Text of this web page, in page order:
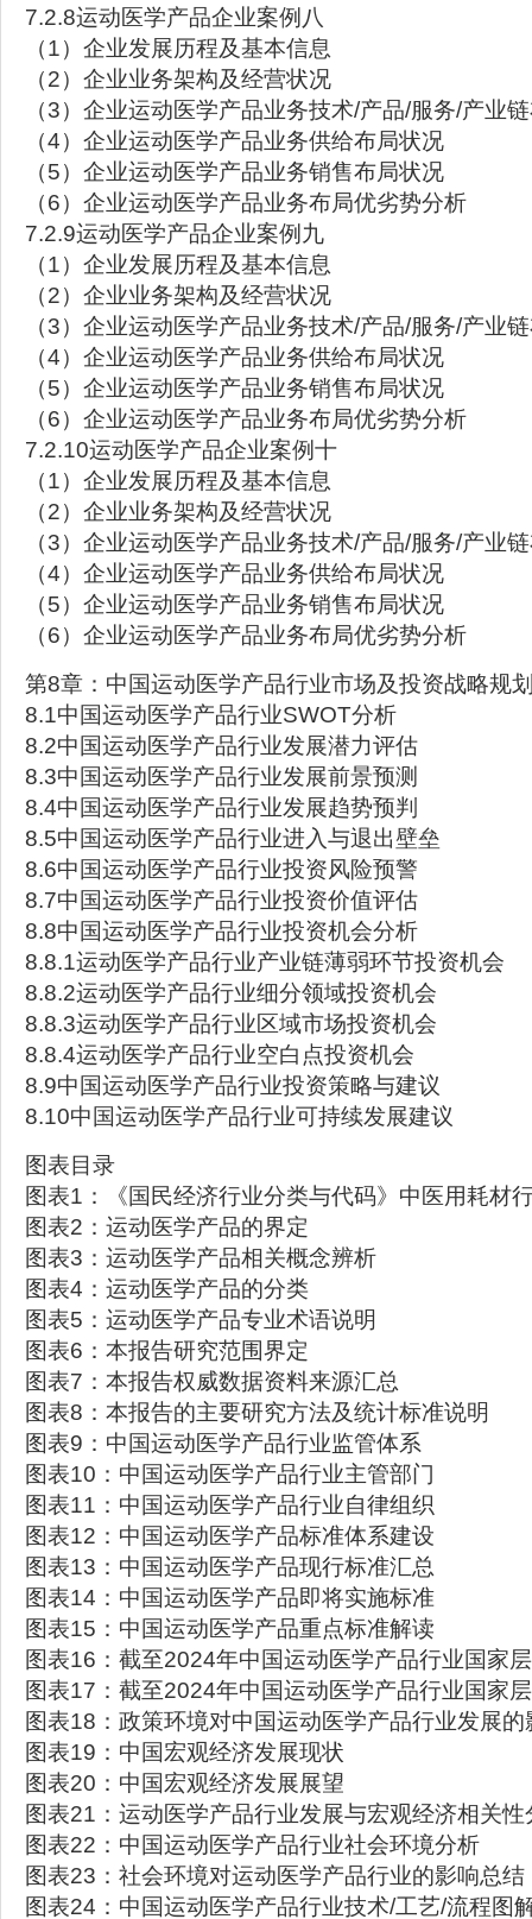
7.2.8运动医学产品企业案例八
（1）企业发展历程及基本信息
（2）企业业务架构及经营状况
（3）企业运动医学产品业务技术/产品/服务/产业
（4）企业运动医学产品业务供给布局状况
（5）企业运动医学产品业务销售布局状况
（6）企业运动医学产品业务布局优劣势分析
7.2.9运动医学产品企业案例九
（1）企业发展历程及基本信息
（2）企业业务架构及经营状况
（3）企业运动医学产品业务技术/产品/服务/产业
（4）企业运动医学产品业务供给布局状况
（5）企业运动医学产品业务销售布局状况
（6）企业运动医学产品业务布局优劣势分析
7.2.10运动医学产品企业案例十
（1）企业发展历程及基本信息
（2）企业业务架构及经营状况
（3）企业运动医学产品业务技术/产品/服务/产业
（4）企业运动医学产品业务供给布局状况
（5）企业运动医学产品业务销售布局状况
（6）企业运动医学产品业务布局优劣势分析
第8章：中国运动医学产品行业市场及投资战略规
8.1中国运动医学产品行业SWOT分析
8.2中国运动医学产品行业发展潜力评估
8.3中国运动医学产品行业发展前景预测
8.4中国运动医学产品行业发展趋势预判
8.5中国运动医学产品行业进入与退出壁垒
8.6中国运动医学产品行业投资风险预警
8.7中国运动医学产品行业投资价值评估
8.8中国运动医学产品行业投资机会分析
8.8.1运动医学产品行业产业链薄弱环节投资机会
8.8.2运动医学产品行业细分领域投资机会
8.8.3运动医学产品行业区域市场投资机会
8.8.4运动医学产品行业空白点投资机会
8.9中国运动医学产品行业投资策略与建议
8.10中国运动医学产品行业可持续发展建议
图表目录
图表1：《国民经济行业分类与代码》中医用耗材
图表2：运动医学产品的界定
图表3：运动医学产品相关概念辨析
图表4：运动医学产品的分类
图表5：运动医学产品专业术语说明
图表6：本报告研究范围界定
图表7：本报告权威数据资料来源汇总
图表8：本报告的主要研究方法及统计标准说明
图表9：中国运动医学产品行业监管体系
图表10：中国运动医学产品行业主管部门
图表11：中国运动医学产品行业自律组织
图表12：中国运动医学产品标准体系建设
图表13：中国运动医学产品现行标准汇总
图表14：中国运动医学产品即将实施标准
图表15：中国运动医学产品重点标准解读
图表16：截至2024年中国运动医学产品行业国家
图表17：截至2024年中国运动医学产品行业国家
图表18：政策环境对中国运动医学产品行业发展的
图表19：中国宏观经济发展现状
图表20：中国宏观经济发展展望
图表21：运动医学产品行业发展与宏观经济相关性
图表22：中国运动医学产品行业社会环境分析
图表23：社会环境对运动医学产品行业的影响总结
图表24：中国运动医学产品行业技术/工艺/流程图